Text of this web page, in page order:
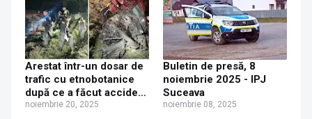
Arestat într-un dosar de
trafic cu etnobotanice
după ce a făcut accident
beat și fără permis, în
noiembrie 20, 2025
Buletin de presă, 8
noiembrie 2025 - IPJ
Suceava
noiembrie 08, 2025